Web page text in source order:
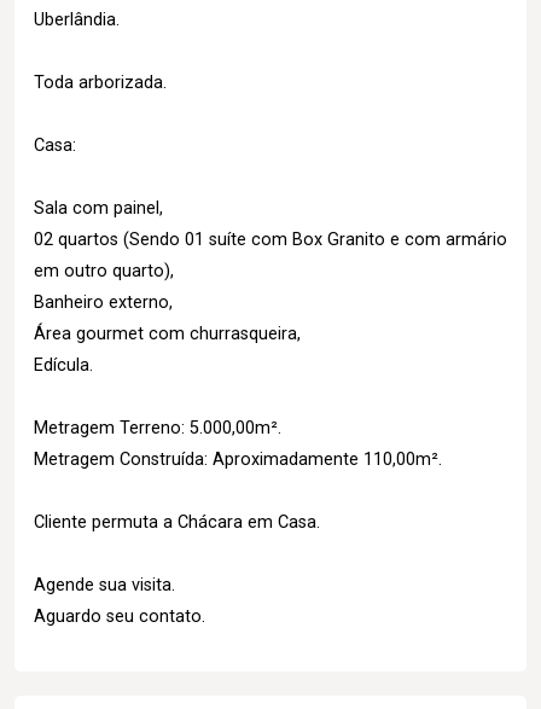
Uberlândia.
Toda arborizada.
Casa:
Sala com painel,
02 quartos (Sendo 01 suíte com Box Granito e com armário
em outro quarto),
Banheiro externo,
Área gourmet com churrasqueira,
Edícula.
Metragem Terreno: 5.000,00m².
Metragem Construída: Aproximadamente 110,00m².
Cliente permuta a Chácara em Casa.
Agende sua visita.
Aguardo seu contato.